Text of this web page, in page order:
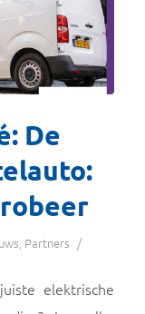
De
, Partners /
elektrische